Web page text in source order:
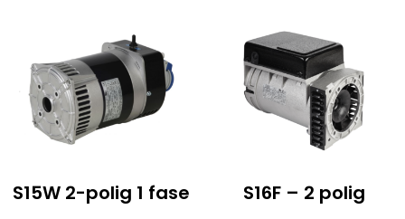
S15W 2-polig 1 fase S16F – 2 polig